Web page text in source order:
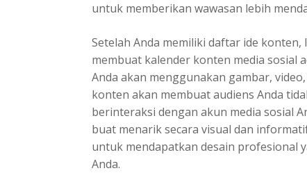
untuk memberikan wawasan lebih
Setelah Anda memiliki daftar ide
membuat kalender konten media sosial
Anda akan menggunakan gambar,
konten akan membuat audiens Anda
berinteraksi dengan akun media sosial
buat menarik secara visual dan
untuk mendapatkan desain profesional
Anda.